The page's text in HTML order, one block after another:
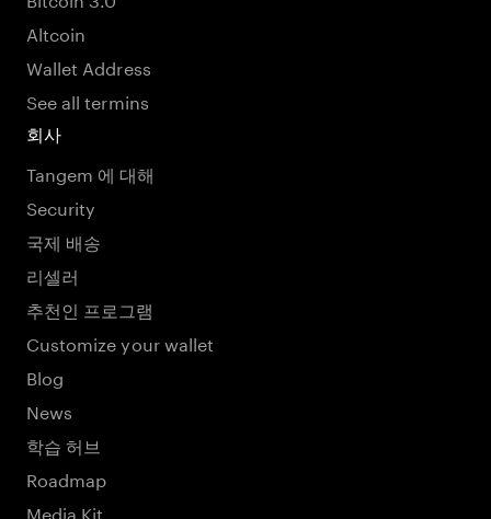
Altcoin
Wallet Address
See all termins
회사
Tangem 에 대해
Security
국제 배송
리셀러
추천인 프로그램
Customize your wallet
Blog
News
학습 허브
Roadmap
Media Kit